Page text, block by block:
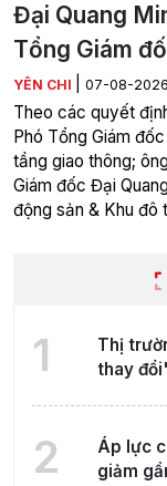
Đại Quang
Tổng Giám
YÊN CHI 07-08-2026
Theo các quyết
Phó Tổng Giám
tầng giao thông;
Giám đốc Đại
động sản & Khu đô
1
Thị
thay
2
Áp lực
giảm